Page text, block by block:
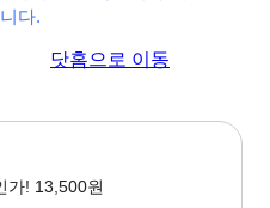
다.
닷홈으로 이동
가! 13,500원